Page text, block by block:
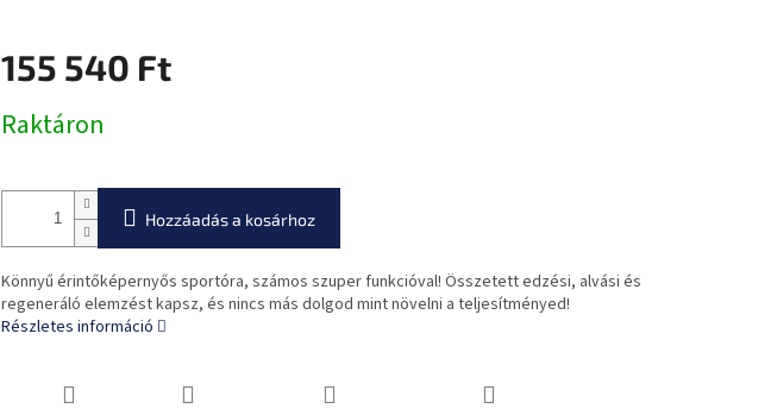
155 540 Ft
Raktáron
Hozzáadás a kosárhoz
Könnyű érintőképernyős sportóra, számos szuper funkcióval! Összetett edzési, alvási és
regeneráló elemzést kapsz, és nincs más dolgod mint növelni a teljesítményed!
Részletes információ